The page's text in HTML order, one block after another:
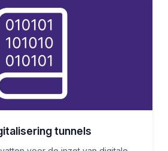
tunnels